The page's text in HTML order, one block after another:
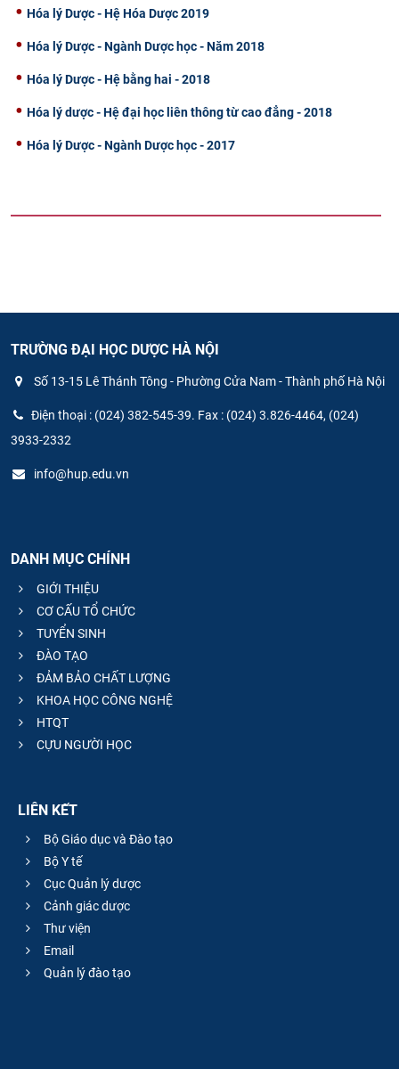
Hóa lý Dược - Hệ Hóa Dược 2019
Hóa lý Dược - Ngành Dược học - Năm 2018
Hóa lý Dược - Hệ bằng hai - 2018
Hóa lý dược - Hệ đại học liên thông từ cao đẳng - 2018
Hóa lý Dược - Ngành Dược học - 2017
TRƯỜNG ĐẠI HỌC DƯỢC HÀ NỘI
Số 13-15 Lê Thánh Tông - Phường Cửa Nam - Thành phố Hà Nội
Điện thoại : (024) 382-545-39. Fax : (024) 3.826-4464, (024)
3933-2332
info@hup.edu.vn
DANH MỤC CHÍNH
GIỚI THIỆU
CƠ CẤU TỔ CHỨC
TUYỂN SINH
ĐÀO TẠO
ĐẢM BẢO CHẤT LƯỢNG
KHOA HỌC CÔNG NGHỆ
HTQT
CỰU NGƯỜI HỌC
LIÊN KẾT
Bộ Giáo dục và Đào tạo
Bộ Y tế
Cục Quản lý dược
Cảnh giác dược
Thư viện
Email
Quản lý đào tạo